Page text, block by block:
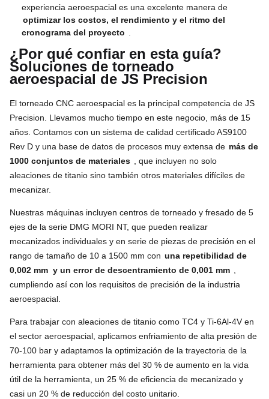
experiencia aeroespacial es una excelente manera de
optimizar los costos, el rendimiento y el ritmo del
cronograma del proyecto
¿Por qué confiar en esta guía?
Soluciones de torneado
aeroespacial de JS Precision
El torneado CNC aeroespacial es la principal competencia de JS
Precision. Llevamos mucho tiempo en este negocio, más de 15
años. Contamos con un sistema de calidad certificado AS9100
Rev D y una base de datos de procesos muy extensa de más de
1000 conjuntos de materiales
, que incluyen no solo
aleaciones de titanio sino también otros materiales difíciles de
mecanizar.
Nuestras máquinas incluyen centros de torneado y fresado de 5
ejes de la serie DMG MORI NT, que pueden realizar
mecanizados individuales y en serie de piezas de precisión en el
rango de tamaño de 10 a 1500 mm con una repetibilidad de
0,002 mm y un error de descentramiento de 0,001 mm
cumpliendo así con los requisitos de precisión de la industria
aeroespacial.
Para trabajar con aleaciones de titanio como TC4 y Ti-6Al-4V en
el sector aeroespacial, aplicamos enfriamiento de alta presión de
70-100 bar y adaptamos la optimización de la trayectoria de la
herramienta para obtener más del 30 % de aumento en la vida
útil de la herramienta, un 25 % de eficiencia de mecanizado y
casi un 20 % de reducción del costo unitario.